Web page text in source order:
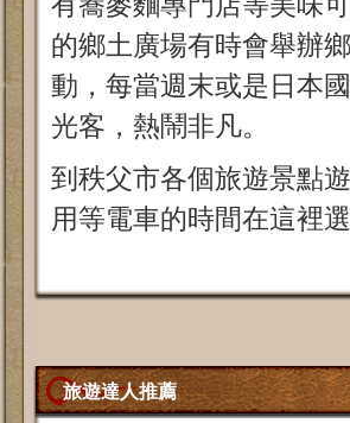
的鄉土廣場有時會舉辦
動，每當週末或是日本
光客，熱鬧非凡。
到秩父市各個旅遊景點
用等電車的時間在這裡選
旅遊達人推薦